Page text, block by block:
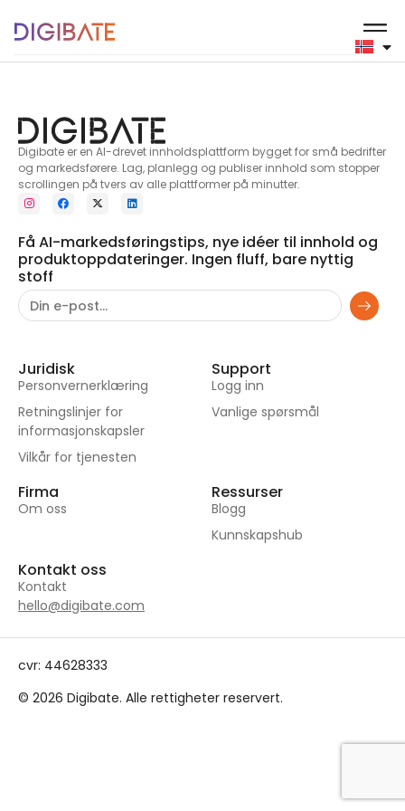
5
Digibate er en AI-drevet innholdsplattform bygget for små bedrifter
og markedsførere. Lag, planlegg og publiser innhold som stopper
scrollingen på tvers av alle plattformer på minutter.
Få AI-markedsføringstips, nye idéer til innhold og
produktoppdateringer. Ingen fluff, bare nyttig
stoff
Juridisk
Personvernerklæring
Retningslinjer for
informasjonskapsler
Vilkår for tjenesten
Support
Logg inn
Vanlige spørsmål
Firma
Om oss
Ressurser
Blogg
Kunnskapshub
Kontakt oss
Kontakt
hello@digibate.com
cvr: 44628333
© 2026 Digibate. Alle rettigheter reservert.